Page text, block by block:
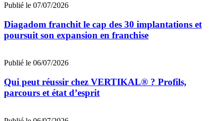
Publié le 07/07/2026
Diagadom franchit le cap des 30 implantations et
poursuit son expansion en franchise
Publié le 06/07/2026
Qui peut réussir chez VERTIKAL® ? Profils,
parcours et état d’esprit